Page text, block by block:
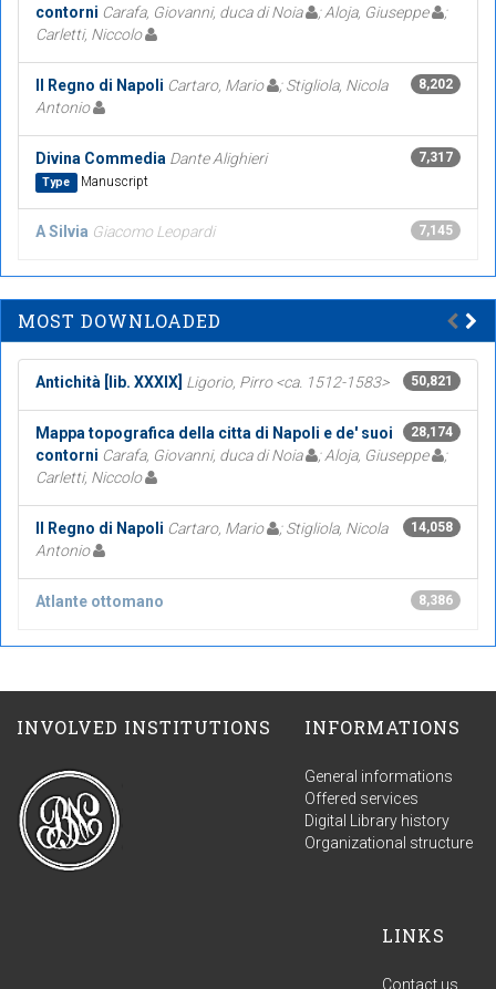
contorni Carafa, Giovanni, duca di Noia ; Aloja, Giuseppe
;
Carletti, Niccolo
8,202
Il Regno di Napoli Cartaro, Mario
; Stigliola, Nicola
Antonio
7,317
Divina Commedia Dante Alighieri
Type Manuscript
7,145
A Silvia Giacomo Leopardi
MOST DOWNLOADED
50,821
Antichità [lib. XXXIX] Ligorio, Pirro <ca. 1512-1583>
28,174
Mappa topografica della citta di Napoli e de' suoi
contorni Carafa, Giovanni, duca di Noia ; Aloja, Giuseppe
;
Carletti, Niccolo
14,058
Il Regno di Napoli Cartaro, Mario
; Stigliola, Nicola
Antonio
8,386
Atlante ottomano
INVOLVED INSTITUTIONS INFORMATIONS
General informations
Offered services
Digital Library history
Organizational structure
LINKS
Contact us